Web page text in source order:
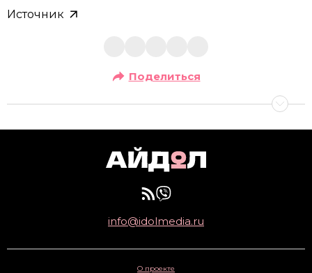
Источник
Поделиться
info@idolmedia.ru
О проекте